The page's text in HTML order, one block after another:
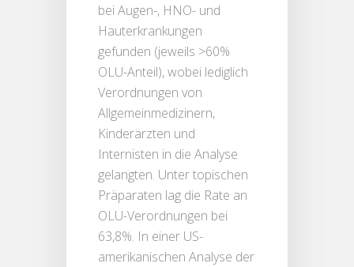
bei Augen-, HNO- und
Hauterkrankungen
gefunden (jeweils >60%
OLU-Anteil), wobei lediglich
Verordnungen von
Allgemeinmedizinern,
Kinderärzten und
Internisten in die Analyse
gelangten. Unter topischen
Präparaten lag die Rate an
OLU-Verordnungen bei
63,8%. In einer US-
amerikanischen Analyse der